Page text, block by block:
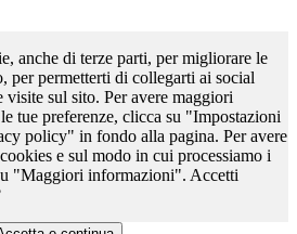
anche di terze parti, per migliorare le
per permetterti di collegarti ai social
visite sul sito. Per avere maggiori
tue preferenze, clicca su "Impostazioni
policy" in fondo alla pagina. Per avere
e sul modo in cui processiamo i
"Maggiori informazioni". Accetti